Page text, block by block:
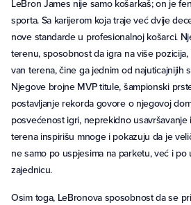
LeBron James nije samo košarkaš; on je
sporta. Sa karijerom koja traje već dvije
nove standarde u profesionalnoj košarci.
terenu, sposobnost da igra na više
van terena, čine ga jednim od najuticajnijih
Njegove brojne MVP titule, šampionski
postavljanje rekorda govore o njegovoj
posvećenost igri, neprekidno usavršavanje
terena inspirišu mnoge i pokazuju da je
ne samo po uspjesima na parketu, već i po
zajednicu.
Osim toga, LeBronova sposobnost da se